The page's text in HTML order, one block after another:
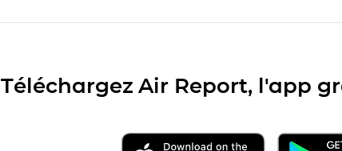
Téléchargez Air Report, l'app